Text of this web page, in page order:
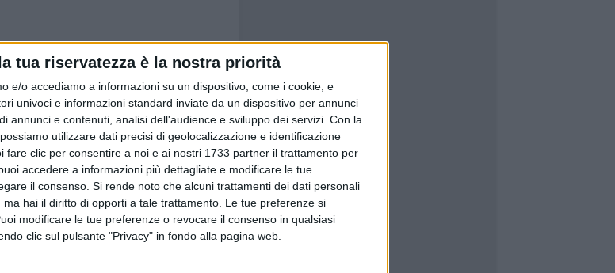
tua riservatezza è la nostra priorità
e/o accediamo a informazioni su un dispositivo, come i cookie, e
univoci e informazioni standard inviate da un dispositivo per annunci
annunci e contenuti, analisi dell'audience e sviluppo dei servizi. Con la
utilizzare dati precisi di geolocalizzazione e identificazione
fare clic per consentire a noi e ai nostri 1733 partner il trattamento per
accedere a informazioni più dettagliate e modificare le tue
il consenso. Si rende noto che alcuni trattamenti dei dati personali
hai il diritto di opporti a tale trattamento. Le tue preferenze si
modificare le tue preferenze o revocare il consenso in qualsiasi
clic sul pulsante "Privacy" in fondo alla pagina web.
- Liturgia battesimale - Liturgia
Mariae alla Madonna
Eucaristica di Pasqua
Monterisi.
Filippo Salvo, Vicario Episcopale
- in quest'Anno Santo